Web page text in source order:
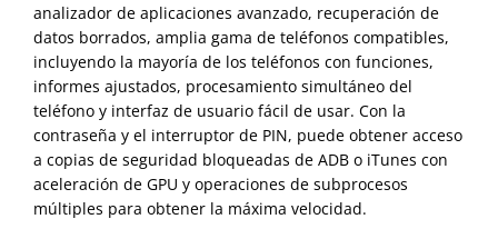
analizador de aplicaciones avanzado, recuperación de
datos borrados, amplia gama de teléfonos compatibles,
incluyendo la mayoría de los teléfonos con funciones,
informes ajustados, procesamiento simultáneo del
teléfono y interfaz de usuario fácil de usar. Con la
contraseña y el interruptor de PIN, puede obtener acceso
a copias de seguridad bloqueadas de ADB o iTunes con
aceleración de GPU y operaciones de subprocesos
múltiples para obtener la máxima velocidad.